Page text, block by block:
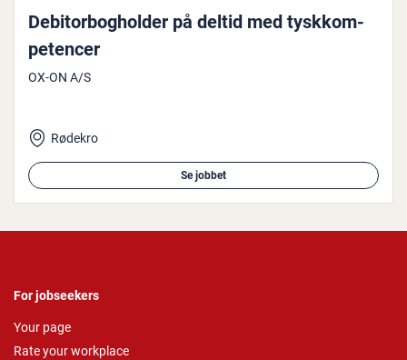
De­bi­tor­bog­hol­der på deltid med tysk­kom­
pe­ten­cer
OX-ON A/S
Rødekro
Se jobbet
For jobseekers
Your page
Rate your workplace